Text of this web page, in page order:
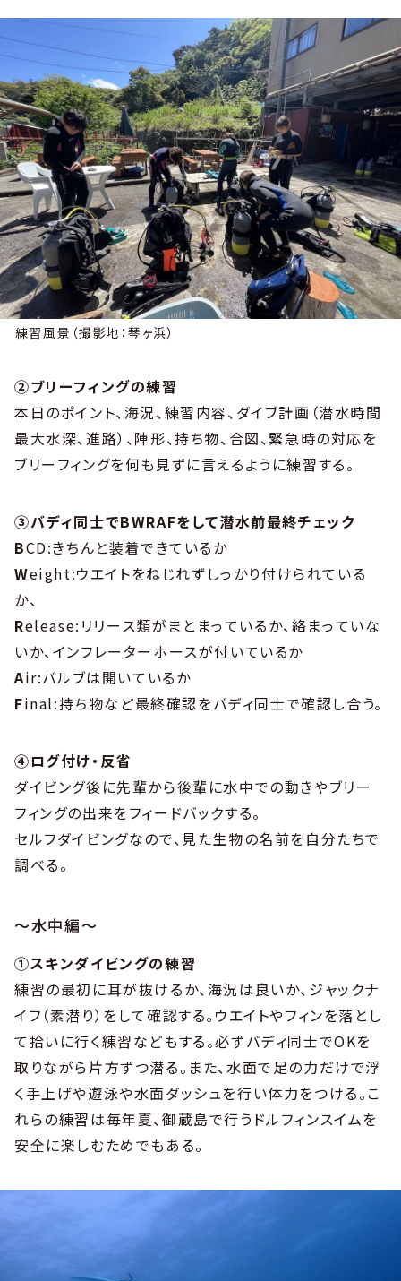
練習風景（撮影地：琴ヶ浜）
②ブリーフィングの練習
本日のポイント、海況、練習内容、ダイブ計画（潜水時間
最大水深、進路）、陣形、持ち物、合図、緊急時の対応を
ブリーフィングを何も見ずに言えるように練習する。
③バディ同士でBWRAFをして潜水前最終チェック
BCD:きちんと装着できているか
Weight:ウエイトをねじれずしっかり付けられている
か、
Release:リリース類がまとまっているか、絡まっていな
いか、インフレーターホースが付いているか
Air:バルブは開いているか
Final:持ち物など最終確認をバディ同士で確認し合う。
④ログ付け・反省
ダイビング後に先輩から後輩に水中での動きやブリー
フィングの出来をフィードバックする。
セルフダイビングなので、見た生物の名前を自分たちで
調べる。
～水中編～
①スキンダイビングの練習
練習の最初に耳が抜けるか、海況は良いか、ジャックナ
イフ（素潜り）をして確認する。ウエイトやフィンを落とし
て拾いに行く練習などもする。必ずバディ同士でOKを
取りながら片方ずつ潜る。また、水面で足の力だけで浮
く手上げや遊泳や水面ダッシュを行い体力をつける。こ
れらの練習は毎年夏、御蔵島で行うドルフィンスイムを
安全に楽しむためでもある。